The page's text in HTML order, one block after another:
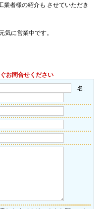
業者様の紹介も させていただき
気に営業中です。
お問合せください
名: